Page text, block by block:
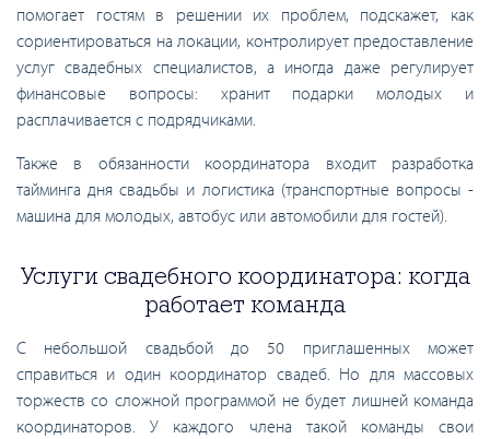
помогает гостям в решении их проблем, подскажет, как
сориентироваться на локации, контролирует предоставление
услуг свадебных специалистов, а иногда даже регулирует
финансовые вопросы: хранит подарки молодых и
расплачивается с подрядчиками.
Также в обязанности координатора входит разработка
тайминга дня свадьбы и логистика (транспортные вопросы -
машина для молодых, автобус или автомобили для гостей).
Услуги свадебного координатора: когда
работает команда
С небольшой свадьбой до 50 приглашенных может
справиться и один координатор свадеб. Но для массовых
торжеств со сложной программой не будет лишней команда
координаторов. У каждого члена такой команды свои